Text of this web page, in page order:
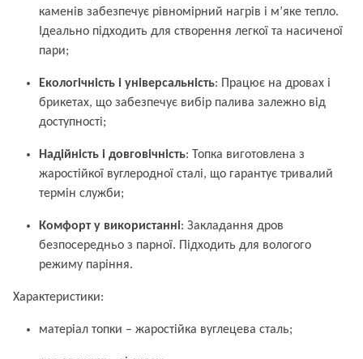
каменів забезпечує рівномірний нагрів і м’яке тепло.
Ідеально підходить для створення легкої та насиченої
пари;
Екологічність і універсальність: Працює на дровах і
брикетах, що забезпечує вибір палива залежно від
доступності;
Надійність і довговічність: Топка виготовлена з
жаростійкої вуглеродної сталі, що гарантує тривалий
термін служби;
Комфорт у використанні: Закладання дров
безпосередньо з парної. Підходить для вологого
режиму паріння.
Характеристики:
матеріал топки – жаростійка вуглецева сталь;